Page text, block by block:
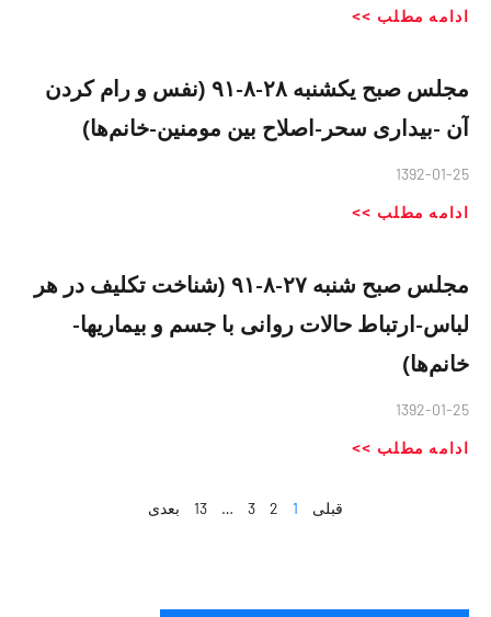
ادامه مطلب >>
مجلس صبح یکشنبه ۲۸-۸-۹۱ (نفس و رام کردن
آن -بیداری سحر-اصلاح بین مومنین-خانم‌ها)
1392-01-25
ادامه مطلب >>
مجلس صبح شنبه ۲۷-۸-۹۱ (شناخت تکلیف در هر
لباس-ارتباط حالات روانی با جسم و بیماریها-
خانم‌ها)
1392-01-25
ادامه مطلب >>
قبلی 1
2
3
…
13 بعدی